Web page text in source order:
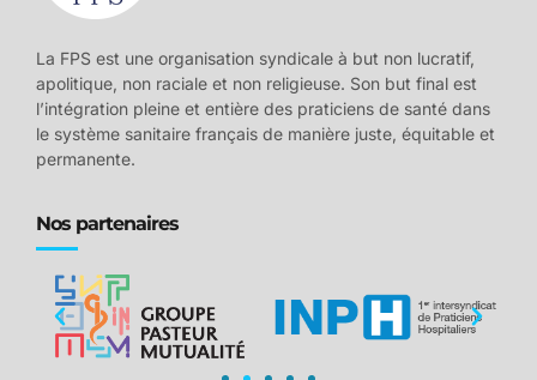
La FPS est une organisation syndicale à but non lucratif,
apolitique, non raciale et non religieuse. Son but final est
l’intégration pleine et entière des praticiens de santé dans
le système sanitaire français de manière juste, équitable et
permanente.
Nos partenaires